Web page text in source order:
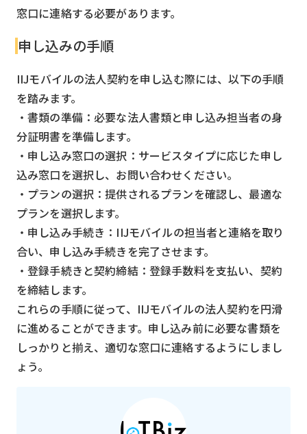
窓口に連絡する必要があります。
申し込みの手順
IIJモバイルの法人契約を申し込む際には、以下の手順
を踏みます。
・書類の準備：必要な法人書類と申し込み担当者の身
分証明書を準備します。
・申し込み窓口の選択：サービスタイプに応じた申し
込み窓口を選択し、お問い合わせください。
・プランの選択：提供されるプランを確認し、最適な
プランを選択します。
・申し込み手続き：IIJモバイルの担当者と連絡を取り
合い、申し込み手続きを完了させます。
・登録手続きと契約締結：登録手数料を支払い、契約
を締結します。
これらの手順に従って、IIJモバイルの法人契約を円滑
に進めることができます。申し込み前に必要な書類を
しっかりと揃え、適切な窓口に連絡するようにしまし
ょう。